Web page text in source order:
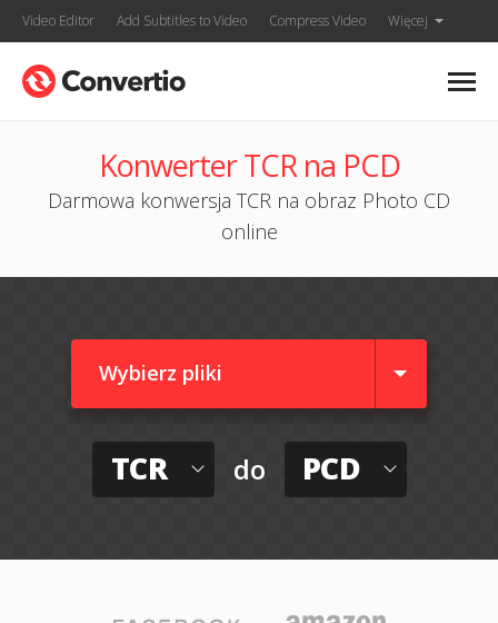
Video Editor Add Subtitles to Video Compress Video Więcej
Konwerter TCR na PCD
Darmowa konwersja TCR na obraz Photo CD
online
Wybierz pliki
TCR do PCD